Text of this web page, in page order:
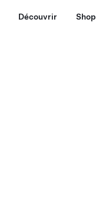
Découvrir Shop